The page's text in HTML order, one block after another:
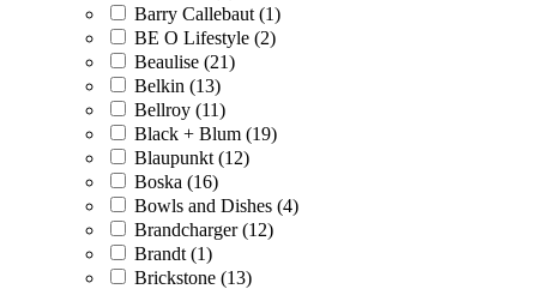
Barry Callebaut (1)
BE O Lifestyle (2)
Beaulise (21)
Belkin (13)
Bellroy (11)
Black + Blum (19)
Blaupunkt (12)
Boska (16)
Bowls and Dishes (4)
Brandcharger (12)
Brandt (1)
Brickstone (13)